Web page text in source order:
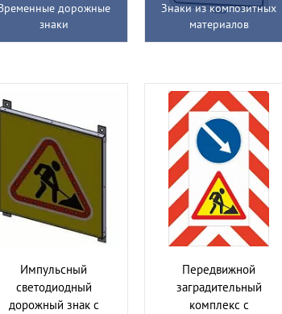
дорожные
знаки
Знаки из композитных
материалов
Импульсный
cветодиодный
дорожный знак с
Передвижной
заградительный
комплекс с